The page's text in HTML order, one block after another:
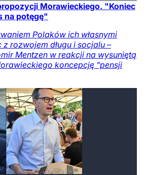
Morawieckiego. "Koniec
na potęgę"
Polaków ich własnymi
rozwojem długu i socjalu –
Mentzen w reakcji na wysuniętą
koncepcję "pensji